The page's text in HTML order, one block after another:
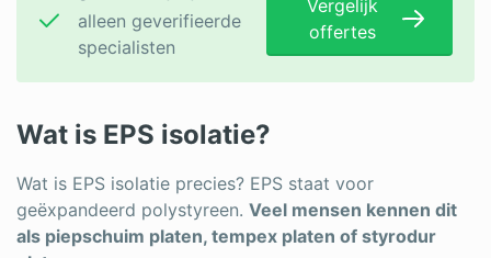
alleen geverifieerde
specialisten
Vergelijk
offertes
Wat is EPS isolatie?
Wat is EPS isolatie precies? EPS staat voor
geëxpandeerd polystyreen. Veel mensen kennen dit
als piepschuim platen, tempex platen of styrodur